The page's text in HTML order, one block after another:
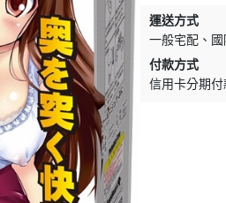
運送方式
一般宅配
付款方式
信用卡分期付